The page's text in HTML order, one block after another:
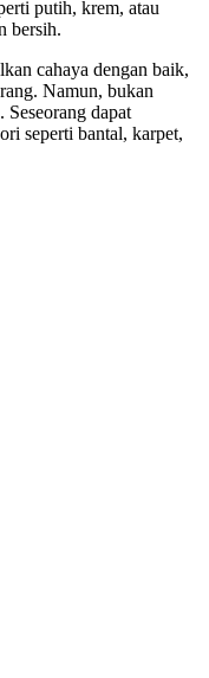
putih, krem, atau
bersih.
cahaya dengan baik,
Namun, bukan
dapat
seperti bantal, karpet,